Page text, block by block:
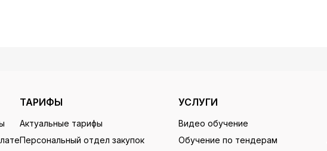
ТАРИФЫ
Актуальные тарифы
Персональный отдел закупок
УСЛУГИ
Видео обучение
Обучение по тендерам